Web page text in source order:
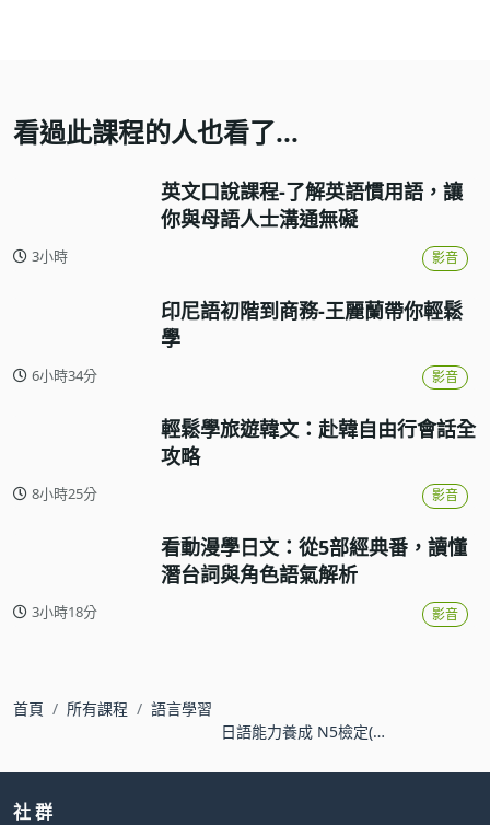
看過此課程的人也看了...
英文口說課程-了解英語慣用語，讓
你與母語人士溝通無礙
3小時 影音
印尼語初階到商務-王麗蘭帶你輕鬆
學
6小時34分 影音
輕鬆學旅遊韓文：赴韓自由行會話全
攻略
8小時25分 影音
看動漫學日文：從5部經典番，讀懂
潛台詞與角色語氣解析
3小時18分 影音
首頁 所有課程
語言學習
日語能力養成 N5檢定(第
社 群